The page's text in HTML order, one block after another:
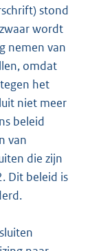
stond
wordt
nemen van
omdat
het
niet meer
beleid
van
die zijn
Dit beleid is